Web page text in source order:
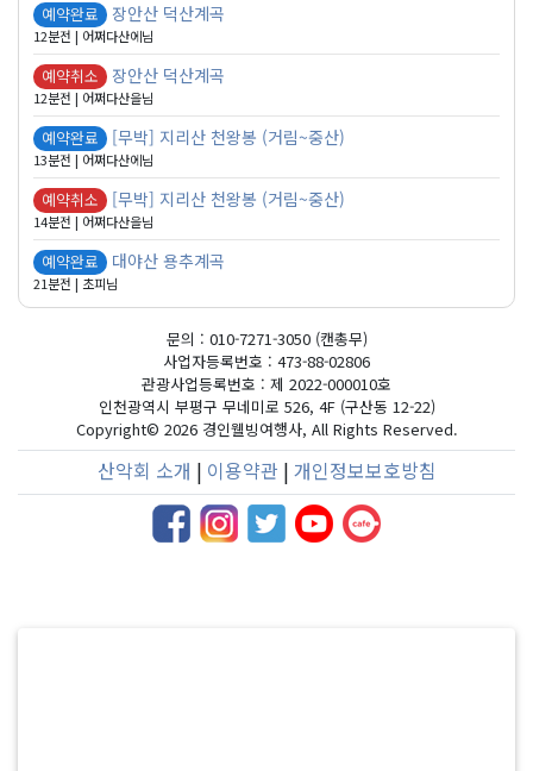
예약완료 장안산 덕산계곡
12분전 | 어쩌다산에님
예약취소 장안산 덕산계곡
12분전 | 어쩌다산을님
예약완료 [무박] 지리산 천왕봉 (거림~중산)
13분전 | 어쩌다산에님
예약취소 [무박] 지리산 천왕봉 (거림~중산)
14분전 | 어쩌다산을님
예약완료 대야산 용추계곡
21분전 | 초피님
문의 : 010-7271-3050 (캔총무)
사업자등록번호 : 473-88-02806
관광사업등록번호 : 제 2022-000010호
인천광역시 부평구 무네미로 526, 4F (구산동 12-22)
Copyright© 2026 경인웰빙여행사, All Rights Reserved.
산악회 소개 | 이용약관 | 개인정보보호방침